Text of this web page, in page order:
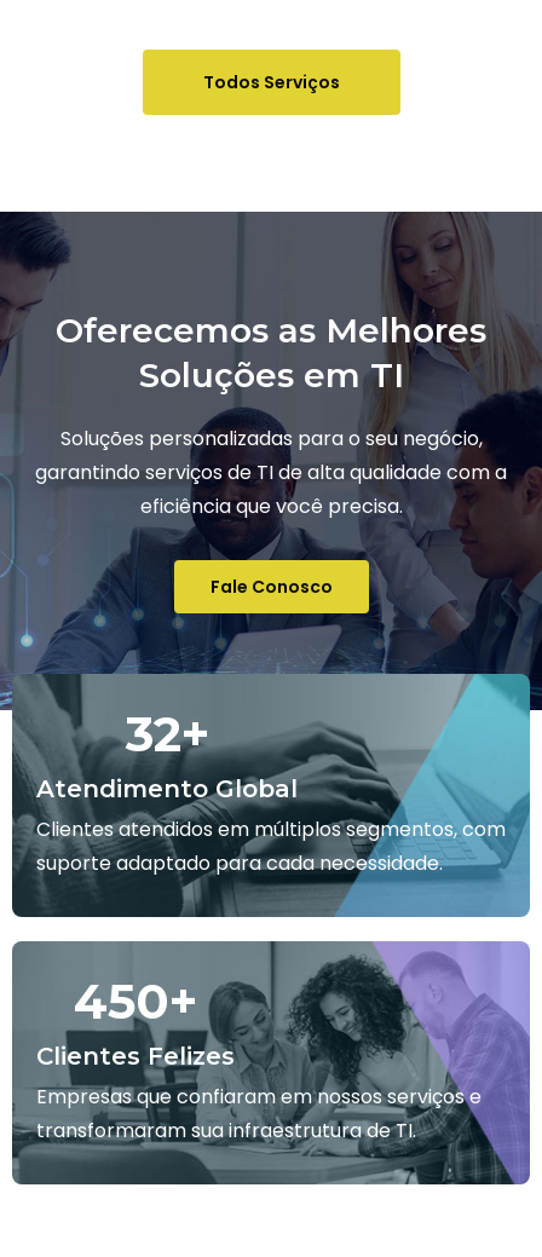
Todos Serviços
Oferecemos as Melhores
Soluções em TI
Soluções personalizadas para o seu negócio,
garantindo serviços de TI de alta qualidade com a
eficiência que você precisa.
Fale Conosco
Atendimento Global
32+
Clientes atendidos em múltiplos segmentos, com
suporte adaptado para cada necessidade.
Clientes Felizes
450+
Empresas que confiaram em nossos serviços e
transformaram sua infraestrutura de TI.